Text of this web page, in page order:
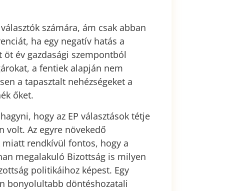
számára, ám csak abban
ha egy negatív hatás a
év gazdasági szempontból
a fentiek alapján nem
a tapasztalt nehézségeket a
őket.
hogy az EP választások tétje
volt. Az egyre növekedő
rendkívül fontos, hogy a
megalakuló Bizottság is milyen
politikáihoz képest. Egy
bonyolultabb döntéshozatali